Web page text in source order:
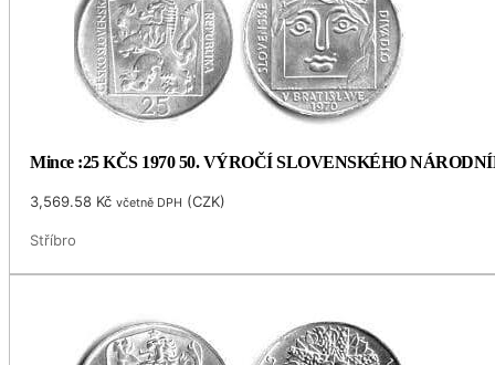
Mince :25 KČS 1970 50. VÝROČÍ SLOVENSKÉHO
3,569.58 Kč včetně DPH (CZK)
Stříbro